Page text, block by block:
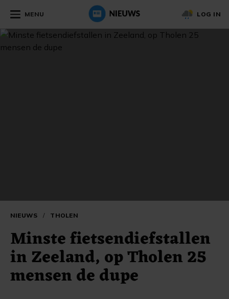
MENU LOG IN
NIEUWS / THOLEN
Minste fietsendiefstallen
in Zeeland, op Tholen 25
mensen de dupe